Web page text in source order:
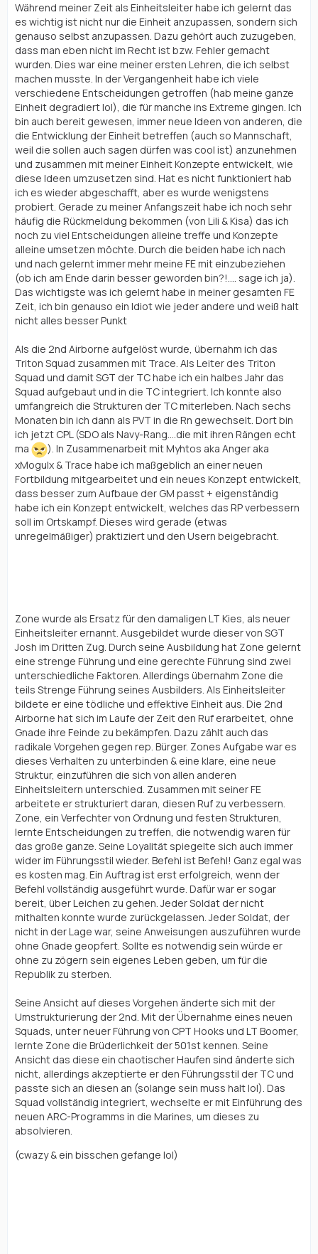
Während meiner Zeit als Einheitsleiter habe ich gelernt das
es wichtig ist nicht nur die Einheit anzupassen, sondern sich
genauso selbst anzupassen. Dazu gehört auch zuzugeben,
dass man eben nicht im Recht ist bzw. Fehler gemacht
wurden. Dies war eine meiner ersten Lehren, die ich selbst
machen musste. In der Vergangenheit habe ich viele
verschiedene Entscheidungen getroffen (hab meine ganze
Einheit degradiert lol), die für manche ins Extreme gingen. Ich
bin auch bereit gewesen, immer neue Ideen von anderen, die
die Entwicklung der Einheit betreffen (auch so Mannschaft,
weil die sollen auch sagen dürfen was cool ist) anzunehmen
und zusammen mit meiner Einheit Konzepte entwickelt, wie
diese Ideen umzusetzen sind. Hat es nicht funktioniert hab
ich es wieder abgeschafft, aber es wurde wenigstens
probiert. Gerade zu meiner Anfangszeit habe ich noch sehr
häufig die Rückmeldung bekommen (von Lili & Kisa) das ich
noch zu viel Entscheidungen alleine treffe und Konzepte
alleine umsetzen möchte. Durch die beiden habe ich nach
und nach gelernt immer mehr meine FE mit einzubeziehen
(ob ich am Ende darin besser geworden bin?!.... sage ich ja).
Das wichtigste was ich gelernt habe in meiner gesamten FE
Zeit, ich bin genauso ein Idiot wie jeder andere und weiß halt
nicht alles besser Punkt
Als die 2nd Airborne aufgelöst wurde, übernahm ich das
Triton Squad zusammen mit Trace. Als Leiter des Triton
Squad und damit SGT der TC habe ich ein halbes Jahr das
Squad aufgebaut und in die TC integriert. Ich konnte also
umfangreich die Strukturen der TC miterleben. Nach sechs
Monaten bin ich dann als PVT in die Rn gewechselt. Dort bin
ich jetzt CPL (SDO als Navy-Rang....die mit ihren Rängen echt
ma
). In Zusammenarbeit mit Myhtos aka Anger aka
xMogulx & Trace habe ich maßgeblich an einer neuen
Fortbildung mitgearbeitet und ein neues Konzept entwickelt,
dass besser zum Aufbaue der GM passt + eigenständig
habe ich ein Konzept entwickelt, welches das RP verbessern
soll im Ortskampf. Dieses wird gerade (etwas
unregelmäßiger) praktiziert und den Usern beigebracht.
Zone wurde als Ersatz für den damaligen LT Kies, als neuer
Einheitsleiter ernannt. Ausgebildet wurde dieser von SGT
Josh im Dritten Zug. Durch seine Ausbildung hat Zone gelernt
eine strenge Führung und eine gerechte Führung sind zwei
unterschiedliche Faktoren. Allerdings übernahm Zone die
teils Strenge Führung seines Ausbilders. Als Einheitsleiter
bildete er eine tödliche und effektive Einheit aus. Die 2nd
Airborne hat sich im Laufe der Zeit den Ruf erarbeitet, ohne
Gnade ihre Feinde zu bekämpfen. Dazu zählt auch das
radikale Vorgehen gegen rep. Bürger. Zones Aufgabe war es
dieses Verhalten zu unterbinden & eine klare, eine neue
Struktur, einzuführen die sich von allen anderen
Einheitsleitern unterschied. Zusammen mit seiner FE
arbeitete er strukturiert daran, diesen Ruf zu verbessern.
Zone, ein Verfechter von Ordnung und festen Strukturen,
lernte Entscheidungen zu treffen, die notwendig waren für
das große ganze. Seine Loyalität spiegelte sich auch immer
wider im Führungsstil wieder. Befehl ist Befehl! Ganz egal was
es kosten mag. Ein Auftrag ist erst erfolgreich, wenn der
Befehl vollständig ausgeführt wurde. Dafür war er sogar
bereit, über Leichen zu gehen. Jeder Soldat der nicht
mithalten konnte wurde zurückgelassen. Jeder Soldat, der
nicht in der Lage war, seine Anweisungen auszuführen wurde
ohne Gnade geopfert. Sollte es notwendig sein würde er
ohne zu zögern sein eigenes Leben geben, um für die
Republik zu sterben.
Seine Ansicht auf dieses Vorgehen änderte sich mit der
Umstrukturierung der 2nd. Mit der Übernahme eines neuen
Squads, unter neuer Führung von CPT Hooks und LT Boomer,
lernte Zone die Brüderlichkeit der 501st kennen. Seine
Ansicht das diese ein chaotischer Haufen sind änderte sich
nicht, allerdings akzeptierte er den Führungsstil der TC und
passte sich an diesen an (solange sein muss halt lol). Das
Squad vollständig integriert, wechselte er mit Einführung des
neuen ARC-Programms in die Marines, um dieses zu
absolvieren.
(cwazy & ein bisschen gefange lol)